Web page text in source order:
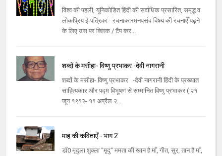
विश्व की पहली, यूनिकोडित हिंदी की सर्वाधिक प्रसारित, समृद्ध व
लोकप्रिय ई-पत्रिका - रचनाकारमनपसंद विषय की रचनाएँ पढ़ने
के लिए उस पर क्लिक / टैप कर...
शब्दों के मसीहा- विष्णु प्रभाकर -देवी नागरानी
शब्दों के मसीहा- विष्णु प्रभाकर -देवी नागरानी हिंदी के प्रख्यात
साहित्यकार और पद्म विभूषण से सम्मानित विष्णु प्रभाकर ( २१
जून १९१२- ११ अप्रैल २...
माह की कविताएँ - भाग 2
डॉ0 मृदुला शुक्ला "मृदु" ममता की खान है माँ, गीत, सुर, तान है माँ,